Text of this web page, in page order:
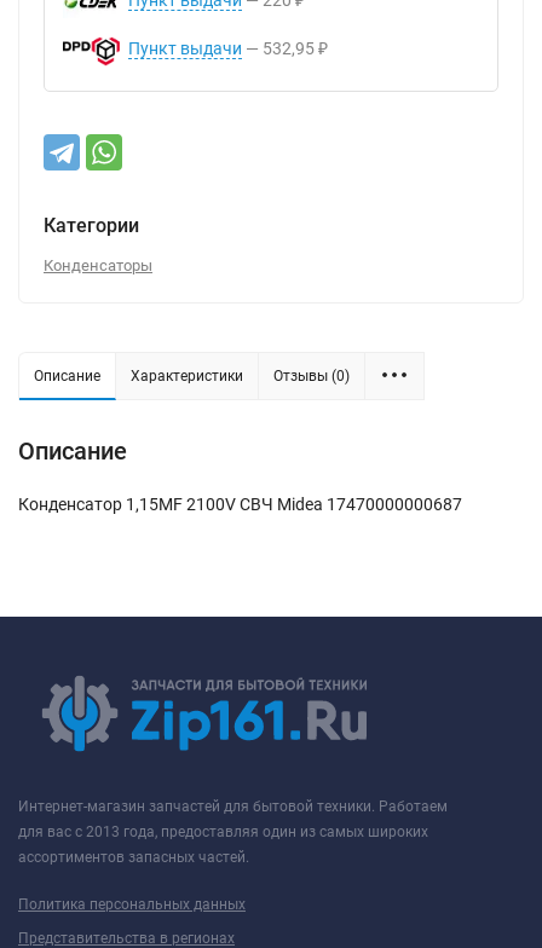
Пункт выдачи 532,95 ₽
Категории
Конденсаторы
Описание Характеристики Отзывы (0)
Описание
Конденсатор 1,15MF 2100V СВЧ Midea 17470000000687
Интернет-магазин запчастей для бытовой техники. Работаем
для вас с 2013 года, предоставляя один из самых широких
ассортиментов запасных частей.
Политика персональных данных
Представительства в регионах